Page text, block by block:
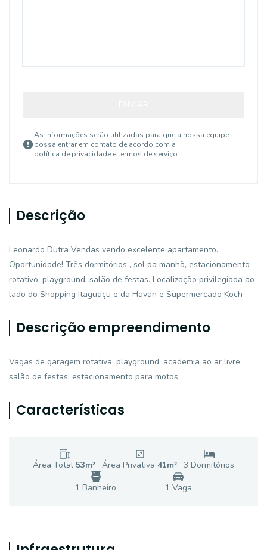
As informações serão utilizadas para que a nossa equipe
possa entrar em contato de acordo com a
política de privacidade e termos de serviço
Descrição
Leonardo Dutra Vendas vendo excelente apartamento.
Oportunidade! Três dormitórios , sol da manhã, estacionamento
rotativo, playground, salão de festas. Localização privilegiada ao
lado do Shopping Itaguaçu e da Havan e Supermercado Koch .
Descrição empreendimento
Vagas de garagem rotativa, playground, academia ao ar livre,
salão de festas, estacionamento para motos.
Características
Área Total 53m² Área Privativa 41m² 3 Dormitórios
1 Banheiro 1 Vaga